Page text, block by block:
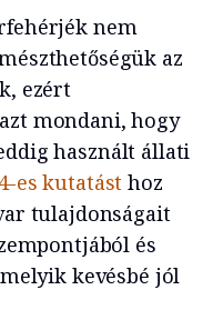
nem
az
ezért
mondani, hogy
használt állati
es kutatásthoz
tulajdonságait
és
kevésbé jól